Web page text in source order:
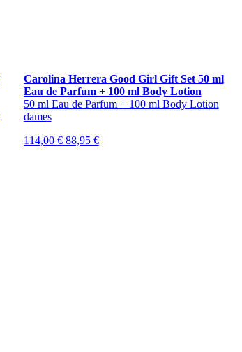
Carolina Herrera Good Girl Gift Set 50 ml
Eau de Parfum + 100 ml Body Lotion
50 ml Eau de Parfum + 100 ml Body Lotion
dames
114,00€ Oorspronkelijke
88,95 €Huidige